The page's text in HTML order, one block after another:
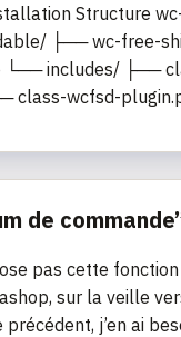
Structure
├── wc-free-
└── includes/ ├──
class-wcfsd-
de
pas cette fonction
sur la veille
j’en ai